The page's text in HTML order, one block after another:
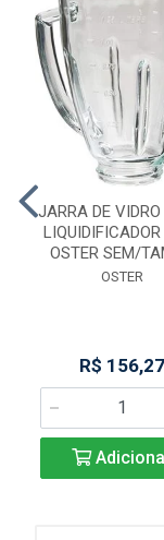
JARRA DE
OSTER SEM/
OSTER
R$ 156,27